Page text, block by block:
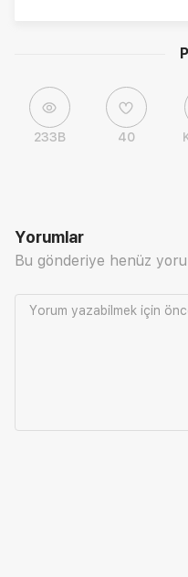
233B 40
Yorumlar
Bu gönderiye henüz
Yorum yazabilmek için